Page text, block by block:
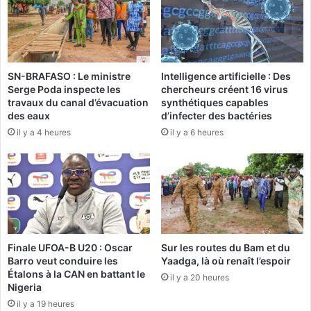
t
a
t
i
o
n
:
D
e
s
Y
E
H
"
s
e
f
o
r
m
c
t
e
u
r
s
n
o
n
é
a
t
i
q
u
e
s
s
’
SN-BRAFASO : Le ministre
Serge Poda inspecte les
travaux du canal d’évacuation
des eaux
il y a 4 heures
Intelligence artificielle : Des
chercheurs créent 16 virus
synthétiques capables
d’infecter des bactéries
il y a 6 heures
Finale UFOA-B U20 : Oscar
Barro veut conduire les
Étalons à la CAN en battant le
Nigeria
il y a 19 heures
Sur les routes du Bam et du
Yaadga, là où renaît l’espoir
il y a 20 heures